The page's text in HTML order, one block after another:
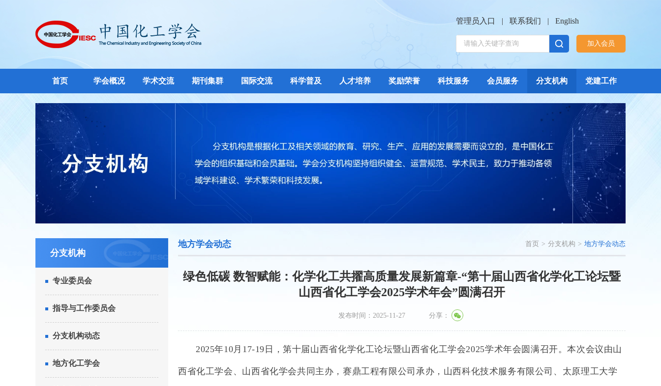
管理员入口 | 联系我们 | English
加入会员
首页 学会概况 学术交流 期刊集群 国际交流 科学普及 人才培养 奖励荣誉 科技服务 会员服务 分支机构 党建工作
分支机构
专业委员会
指导与工作委员会
分支机构动态
地方化工学会
地方学会动态 首页 > 分支机构 > 地方学会动态
绿色低碳 数智赋能：化学化工共擢高质量发展新篇章-“第十届山西省化学化工论坛暨
山西省化工学会2025学术年会”圆满召开
发布时间：2025-11-27 分享：
2025年10月 17-19 日，第十届山西省化学化工论坛暨山西省化工学会2025学术年会圆满召开。本次会议由山
西省化工学会、山西省化学会共同主办，赛鼎工程有限公司承办，山西科化技术服务有限公司、太原理工大学